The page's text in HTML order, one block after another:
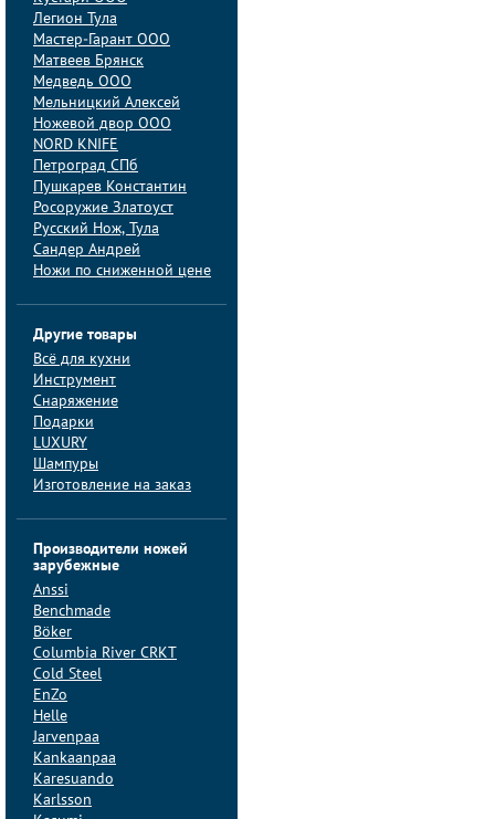
Легион Тула
Мастер-Гарант ООО
Матвеев Брянск
Медведь ООО
Мельницкий Алексей
Ножевой двор ООО
NORD KNIFE
Петроград СПб
Пушкарев Константин
Росоружие Златоуст
Русский Нож, Тула
Сандер Андрей
Ножи по сниженной цене
Другие товары
Всё для кухни
Инструмент
Снаряжение
Подарки
LUXURY
Шампуры
Изготовление на заказ
Производители ножей
зарубежные
Anssi
Benchmade
Böker
Columbia River CRKT
Cold Steel
EnZo
Helle
Jarvenpaa
Kankaanpaa
Karesuando
Karlsson